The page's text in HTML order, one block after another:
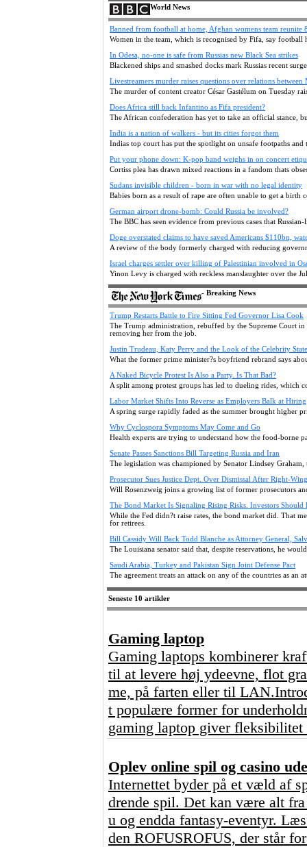
World News
Banned from football at home, Afghan womens team reunite
Women in the team, which is recognised by Fifa, say football
In Odesa, no-one is safe from Russias new Black Sea strikes
Blackened ships and smashed docks mark Russias recent
Livestreamers murder raises questions over relations between
The murder of content creator César Gastélum on Tuesday
Does Africa still back Infantino as Fifa president?
The African confederation has yet to take an official stance,
India is a nation of walkers - but its cities forgot them
Indias top court has put the spotlight on unsafe footpaths and
Put your phone down: K-pop band weighs in on concert
Cortiss plea has drawn mixed reactions in a fandom thats
Sudans invisible children - born in war with no legal identity
Babies born as a result of rape are often unable to get a
German airport drone-bomb: Could Russia be involved?
The BBC has seen evidence from previous cases that
Doge overstated claims to have saved Americans $110bn,
A review of the body formerly charged with reducing
Israel charges settler over killing of Palestinian involved in
Yinon Levy is charged with reckless manslaughter over the
- Breaking News
Trump Restarts Battle to Fire Sitting Fed Governor Lisa Cook
The Trump administration, rebuffed by the Supreme Court
removing her from the job.
Justin Trudeau, Katy Perry and the Look of the Celebrity
What the former prime minister?s boyfriend rebrand says
A Naked Bicycle Protest Is Also a Party. Is That Bad?
A split among protest groups has led to dueling rides, which
Labor Market Shifts Into Reverse as Employers Balk at Hiring
A spring surge rapidly faded as the summer brought higher
Why Cyclospora Symptoms May Come and Go
Health experts are trying to understand how the food-borne
Senate Passes Sanctions Bill Targeting Russia and Iran
The legislation was championed by Senator Lindsey
Prosecutor Sues Justice Dept. Over Dismissal After Right-
Will Rosenzweig joins a growing list of former prosecutors
The Bond Market Is Signaling Rising Risks. Investors Should
While the Fed didn?t raise rates, the bond market did. That
for retirees.
Bill Cassidy Will Back Todd Blanche as Attorney General,
The Louisiana senator said that, despite reservations, he
Saudi Arabia, Turkey and Pakistan Sign Joint Defense Pact
The agreement treats an attack on any of the countries as
Seneste 10 artikler
Gaming laptop
Gaming laptops kombinerer
til at levere høj ydeevne, flot
me, på farten eller til
t populære former for
gaming laptop giver fleksibilitet
Oplev online spil og casino
Internettet byder på et væld af
drende spil. Det kan være alt
u og endda fantasy-eventyr.
den ROFUSROFUS, der står